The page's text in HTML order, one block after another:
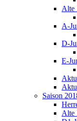
Alte
A-
D-
E-
Saison
Alte